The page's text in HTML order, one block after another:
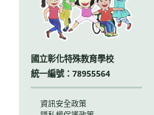
國立彰化特殊教育學校
統一編號：78955564
資訊安全政策